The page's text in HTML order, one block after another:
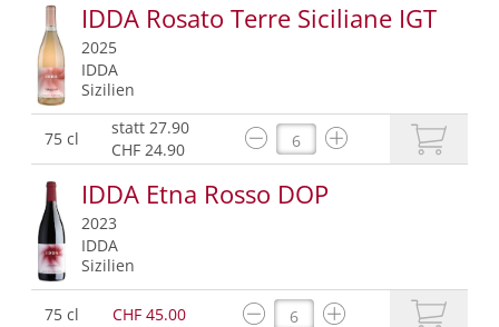
IDDA Rosato Terre Siciliane IGT
2025
IDDA
Sizilien
75 cl
statt 27.90
CHF 24.90
IDDA Etna Rosso DOP
2023
IDDA
Sizilien
75 cl CHF 45.00